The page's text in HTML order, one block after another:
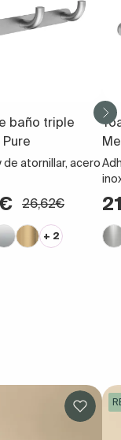
baño triple
de atornillar, acero
26,62€
+ 2